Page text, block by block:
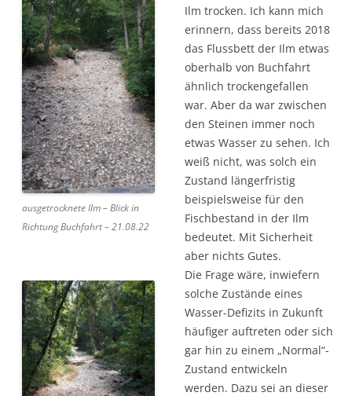
ausgetrocknete Ilm – Blick in
Richtung Buchfahrt – 21.08.22
Ilm trocken. Ich kann mich
erinnern, dass bereits 2018
das Flussbett der Ilm etwas
oberhalb von Buchfahrt
ähnlich trockengefallen
war. Aber da war zwischen
den Steinen immer noch
etwas Wasser zu sehen. Ich
weiß nicht, was solch ein
Zustand längerfristig
beispielsweise für den
Fischbestand in der Ilm
bedeutet. Mit Sicherheit
aber nichts Gutes.
Die Frage wäre, inwiefern
solche Zustände eines
Wasser-Defizits in Zukunft
häufiger auftreten oder sich
gar hin zu einem „Normal“-
Zustand entwickeln
werden. Dazu sei an dieser